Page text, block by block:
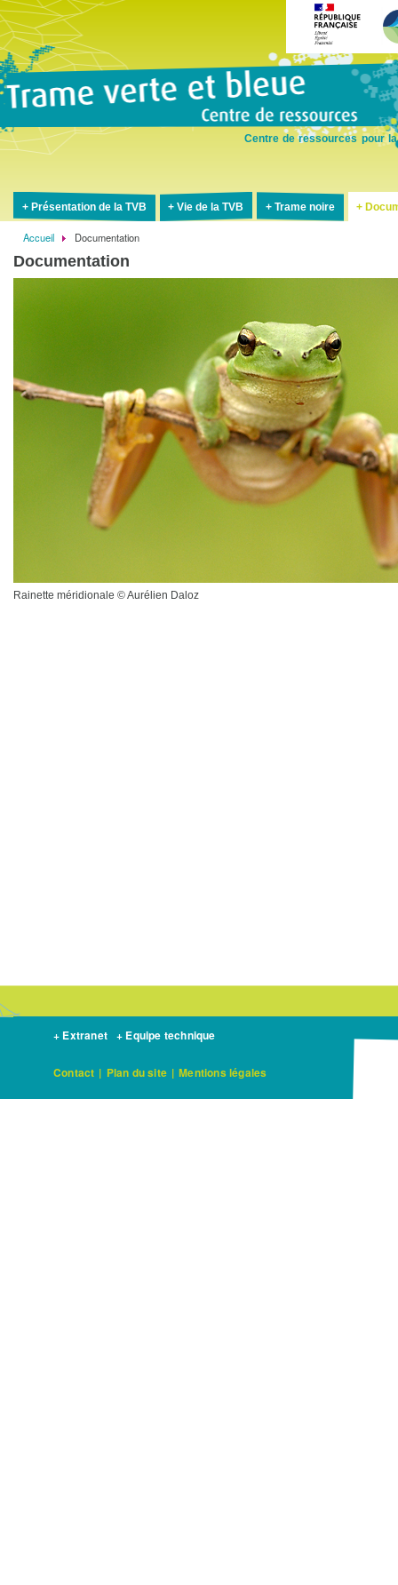
Centre de ressources pour
Présentation de la TVB Vie de la TVB Trame noire
Fil
d'Ariane
Accueil Documentation
Documentation
Rainette méridionale © Aurélien Daloz
+ Extranet + Equipe technique
Contact | Plan du site | Mentions légales